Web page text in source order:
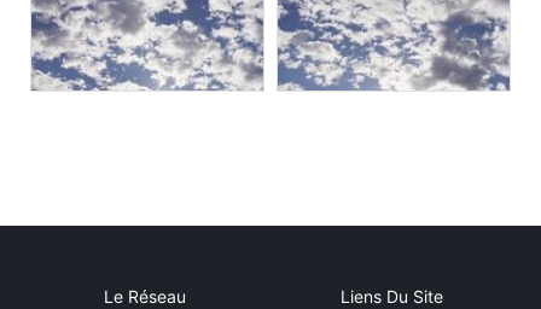
Le Réseau Liens Du Site